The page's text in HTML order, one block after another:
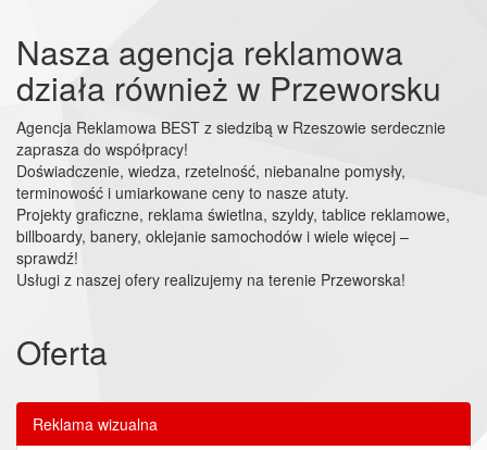
Nasza agencja reklamowa
działa również w Przeworsku
Agencja Reklamowa BEST z siedzibą w Rzeszowie serdecznie
zaprasza do współpracy!
Doświadczenie, wiedza, rzetelność, niebanalne pomysły,
terminowość i umiarkowane ceny to nasze atuty.
Projekty graficzne, reklama świetlna, szyldy, tablice reklamowe,
billboardy, banery, oklejanie samochodów i wiele więcej –
sprawdź!
Usługi z naszej ofery realizujemy na terenie Przeworska!
Oferta
Reklama wizualna